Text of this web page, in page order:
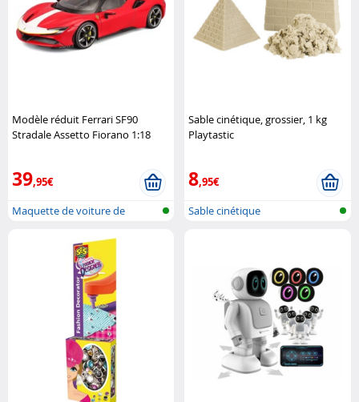
Modèle réduit Ferrari SF90
Stradale Assetto Fiorano 1:18
39,95€
Maquette de voiture de
Sable cinétique, grossier, 1 kg
Playtastic
8,95€
Sable cinétique